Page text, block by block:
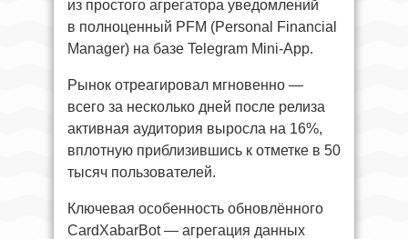
из простого агрегатора уведомлений
в полноценный PFM (Personal Financial
Manager) на базе Telegram Mini-App.
Рынок отреагировал мгновенно —
всего за несколько дней после релиза
активная аудитория выросла на 16%,
вплотную приблизившись к отметке в 50
тысяч пользователей.
Ключевая особенность обновлённого
CardXabarBot — агрегация данных